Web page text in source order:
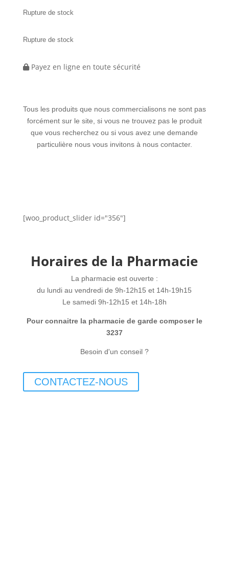
Rupture de stock
Rupture de stock
Payez en ligne en toute sécurité
Tous les produits que nous commercialisons ne sont pas
forcément sur le site, si vous ne trouvez pas le produit
que vous recherchez ou si vous avez une demande
particulière nous vous invitons à nous contacter.
[woo_product_slider id="356"]
Horaires de la Pharmacie
La pharmacie est ouverte :
du lundi au vendredi de 9h-12h15 et 14h-19h15
Le samedi 9h-12h15 et 14h-18h
Pour connaitre la pharmacie de garde composer le
3237
Besoin d'un conseil ?
CONTACTEZ-NOUS